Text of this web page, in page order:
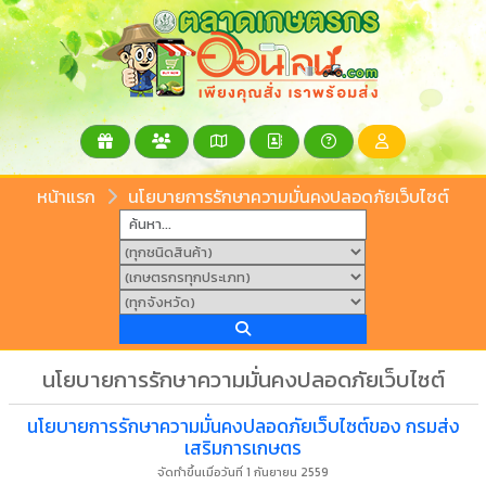
หน้าแรก นโยบายการรักษาความมั่นคงปลอดภัยเว็บไซต์
นโยบายการรักษาความมั่นคงปลอดภัยเว็บไซต์
นโยบายการรักษาความมั่นคงปลอดภัยเว็บไซต์ของ กรมส่ง
เสริมการเกษตร
จัดทำขึ้นเมื่อวันที่ 1 กันยายน 2559